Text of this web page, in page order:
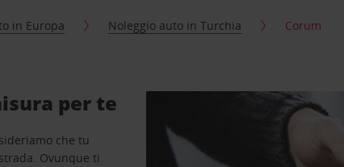
in Europa Noleggio auto in Turchia Corum
per te
che tu
Ovunque ti